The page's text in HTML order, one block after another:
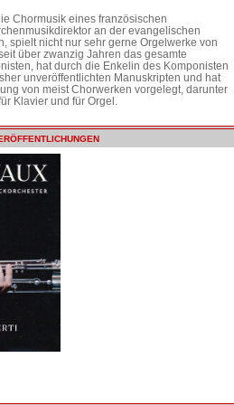
Chormusik eines französischen
an der evangelischen
spielt nicht nur sehr gerne Orgelwerke von
über zwanzig Jahren das gesamte
hat durch die Enkelin des Komponisten
unveröffentlichten Manuskripten und hat
von meist Chorwerken vorgelegt, darunter
Klavier und für Orgel.